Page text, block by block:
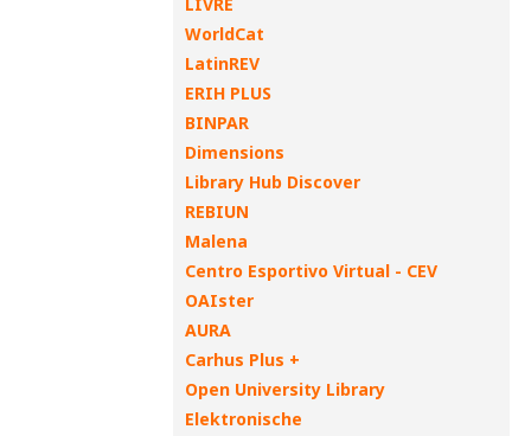
WorldCat
LatinREV
ERIH PLUS
BINPAR
Dimensions
Library Hub Discover
REBIUN
Malena
Centro Esportivo Virtual - CEV
OAIster
AURA
Carhus Plus +
Open University Library
Elektronische